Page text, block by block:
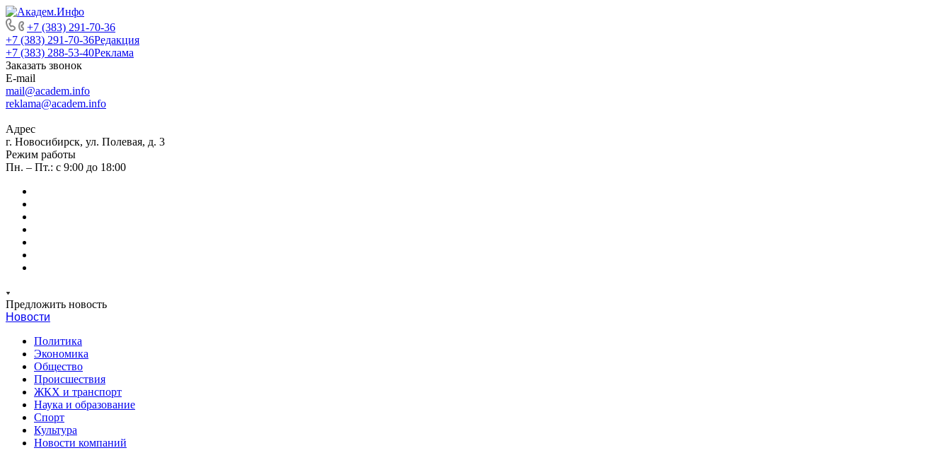
+7 (383) 291-70-36
+7 (383) 291-70-36Редакция
+7 (383) 288-53-40Реклама
Заказать звонок
E-mail
mail@academ.info
reklama@academ.info
Адрес
г. Новосибирск, ул. Полевая, д. 3
Режим работы
Пн. – Пт.: с 9:00 до 18:00
Предложить новость
Новости
Политика
Экономика
Общество
Происшествия
ЖКХ и транспорт
Наука и образование
Спорт
Культура
Новости компаний